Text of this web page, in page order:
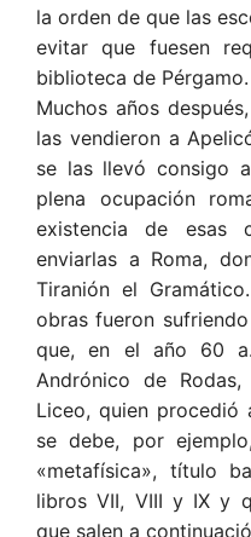
la orden de que las
evitar que fuesen
biblioteca de Pérgamo.
Muchos años
las vendieron a
se las llevó consigo
plena ocupación
existencia de esas
enviarlas a Roma,
Tiranión el
obras fueron
que, en el año 60
Andrónico de
Liceo, quien procedió
se debe, por
«metafísica», título
libros VII, VIII y IX y
que salen a